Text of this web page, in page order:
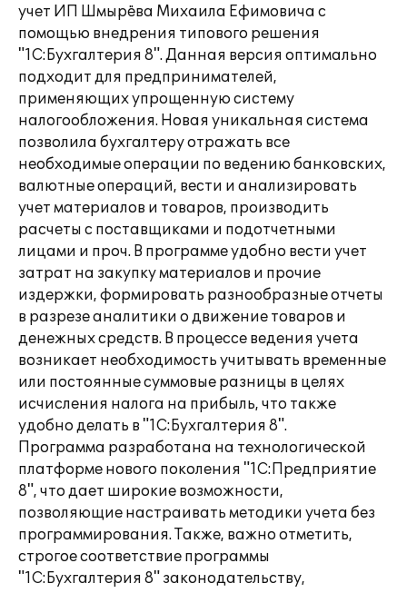
учет ИП Шмырёва Михаила Ефимовича с
помощью внедрения типового решения
"1С:Бухгалтерия 8". Данная версия оптимально
подходит для предпринимателей,
применяющих упрощенную систему
налогообложения. Новая уникальная система
позволила бухгалтеру отражать все
необходимые операции по ведению банковских,
валютные операций, вести и анализировать
учет материалов и товаров, производить
расчеты с поставщиками и подотчетными
лицами и проч. В программе удобно вести учет
затрат на закупку материалов и прочие
издержки, формировать разнообразные отчеты
в разрезе аналитики о движение товаров и
денежных средств. В процессе ведения учета
возникает необходимость учитывать временные
или постоянные суммовые разницы в целях
исчисления налога на прибыль, что также
удобно делать в "1С:Бухгалтерия 8".
Программа разработана на технологической
платформе нового поколения "1С:Предприятие
8", что дает широкие возможности,
позволяющие настраивать методики учета без
программирования. Также, важно отметить,
строгое соответствие программы
"1С:Бухгалтерия 8" законодательству,